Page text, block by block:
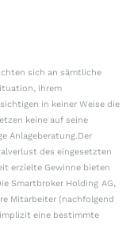
sich an sämtliche
ihrem
in keiner Weise die
keine auf seine
Anlageberatung.Der
des eingesetzten
erzielte Gewinne bieten
Smartbroker Holding AG,
Mitarbeiter (nachfolgend
eine bestimmte